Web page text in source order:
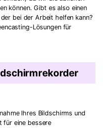
können. Gibt es also einen
bei der Arbeit helfen kann?
Lösungen für
Ihres Bildschirms und
für eine bessere